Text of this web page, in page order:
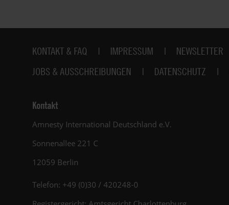
Fußbereich
KONTAKT & FAQ IMPRESSUM NEWSLETTER
JOBS & AUSSCHREIBUNGEN
DATENSCHUTZ
Kontakt
Amnesty International Deutschland e.V.
Sonnenallee 221 C
12059 Berlin
Telefon: +49 (0)30 / 420248-0